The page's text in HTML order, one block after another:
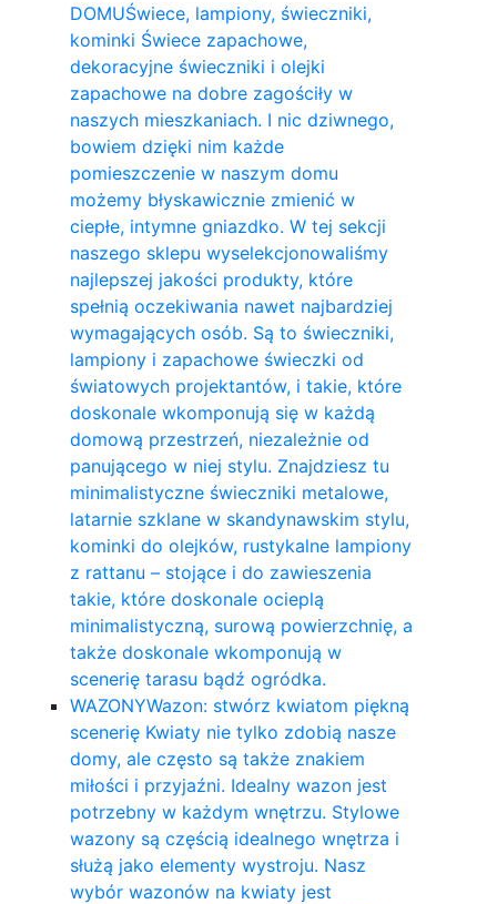
DOMUŚwiece, lampiony, świeczniki,
kominki Świece zapachowe,
dekoracyjne świeczniki i olejki
zapachowe na dobre zagościły w
naszych mieszkaniach. I nic dziwnego,
bowiem dzięki nim każde
pomieszczenie w naszym domu
możemy błyskawicznie zmienić w
ciepłe, intymne gniazdko. W tej sekcji
naszego sklepu wyselekcjonowaliśmy
najlepszej jakości produkty, które
spełnią oczekiwania nawet najbardziej
wymagających osób. Są to świeczniki,
lampiony i zapachowe świeczki od
światowych projektantów, i takie, które
doskonale wkomponują się w każdą
domową przestrzeń, niezależnie od
panującego w niej stylu. Znajdziesz tu
minimalistyczne świeczniki metalowe,
latarnie szklane w skandynawskim stylu,
kominki do olejków, rustykalne lampiony
z rattanu – stojące i do zawieszenia
takie, które doskonale ocieplą
minimalistyczną, surową powierzchnię, a
także doskonale wkomponują w
scenerię tarasu bądź ogródka.
WAZONYWazon: stwórz kwiatom piękną
scenerię Kwiaty nie tylko zdobią nasze
domy, ale często są także znakiem
miłości i przyjaźni. Idealny wazon jest
potrzebny w każdym wnętrzu. Stylowe
wazony są częścią idealnego wnętrza i
służą jako elementy wystroju. Nasz
wybór wazonów na kwiaty jest